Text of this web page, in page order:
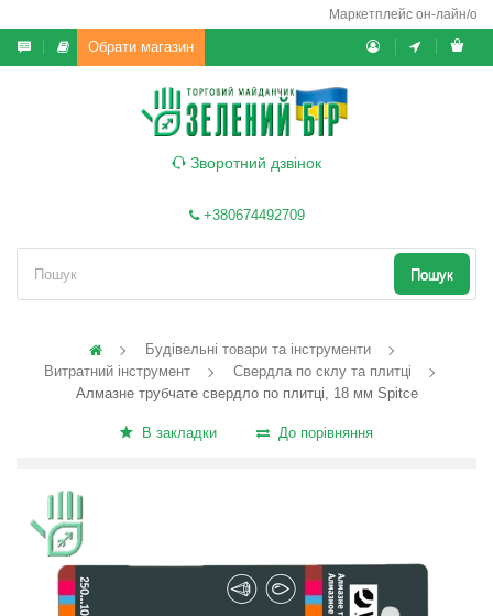
Маркетплейс он-лайн/
Обрати магазин
Зворотний дзвінок
+380674492709
Пошук
Будівельні товари та інструменти
Витратний інструмент
Свердла по склу та плитці
Алмазне трубчате свердло по плитці, 18 мм Spitce
В закладки До порівняння